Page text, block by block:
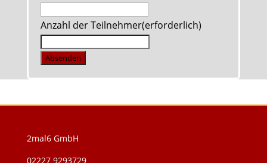
Anzahl der Teilnehmer(erforderlich)
Absenden
2mal6 GmbH
02227 9293729